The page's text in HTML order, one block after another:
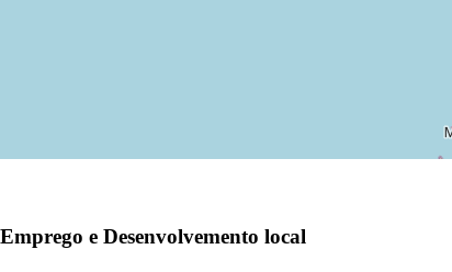
Emprego e Desenvolvemento local